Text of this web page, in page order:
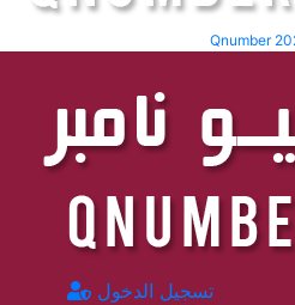
Qnumber
تسجيل الدخول